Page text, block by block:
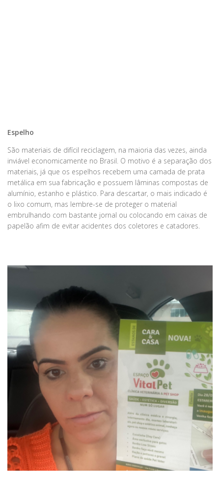
Espelho
São materiais de difícil reciclagem, na maioria das vezes, ainda
inviável economicamente no Brasil. O motivo é a separação dos
materiais, já que os espelhos recebem uma camada de prata
metálica em sua fabricação e possuem lâminas compostas de
alumínio, estanho e plástico. Para descartar, o mais indicado é
o lixo comum, mas lembre-se de proteger o material
embrulhando com bastante jornal ou colocando em caixas de
papelão afim de evitar acidentes dos coletores e catadores.